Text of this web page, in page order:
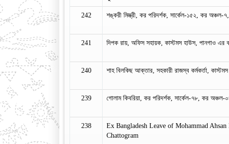
242 শঙ্করী মিস্ত্রী, কর পরিদর্শক, সার্কেল-১৫২, কর অঞ্চল-৭,
241 দিপক রায়, অফিস সহায়ক, কাস্টমস হাউস, পানগাও এর
240 শাহ বিলকিছ আক্তার, সহকারী রাজস্ব কর্মকর্তা, কাস্টমস
239 গোলাম কিবরিয়া, কর পরিদর্শক, সার্কেল-৭৮, কর অঞ্চল-
238
Ex Bangladesh Leave of Mohammad
Chattogram